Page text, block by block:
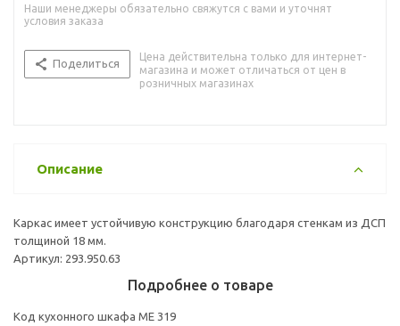
Наши менеджеры обязательно свяжутся с вами и уточнят
условия заказа
Поделиться
Цена действительна только для интернет-
магазина и может отличаться от цен в
розничных магазинах
Описание
Каркас имеет устойчивую конструкцию благодаря стенкам из ДСП
толщиной 18 мм.
Артикул: 293.950.63
Подробнее о товаре
Код кухонного шкафа ME 319